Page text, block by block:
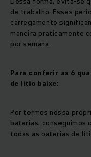
de trabalho. Esses
carregamento
maneira praticamente
por semana.
Para conferir as 6
de lítio baixe:
Por termos nossa
baterias, conseguimos
todas as baterias de